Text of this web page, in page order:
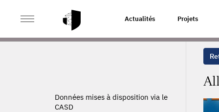
Actualités Projets
ACCUEIL ALLOCATION DES PATIENTS
Données mises à disposition via le
CASD